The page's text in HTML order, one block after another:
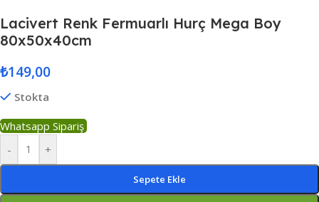
Lacivert Renk Fermuarlı Hurç Mega Boy
80x50x40cm
₺149,00
Stokta
Whatsapp Sipariş
-
+
Sepete Ekle